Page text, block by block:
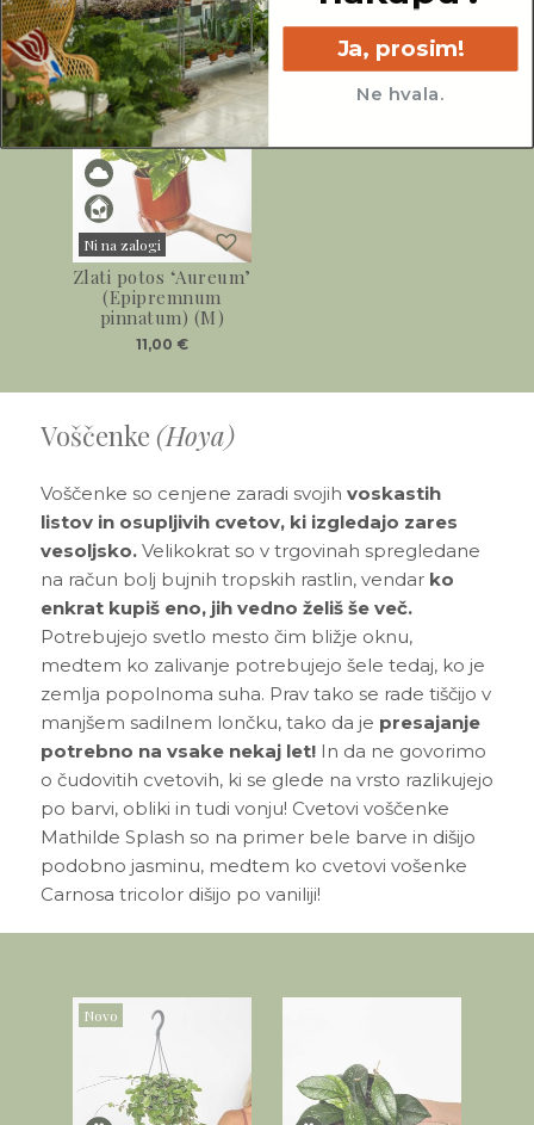
Ni na zalogi
Sold
Zlati potos ‘Aureum’
(Epipremnum
pinnatum) (M)
11,00 €
Voščenke (Hoya)
Voščenke so cenjene zaradi svojih voskastih
listov in osupljivih cvetov, ki izgledajo zares
vesoljsko.Velikokrat so v trgovinah spregledane
na račun bolj bujnih tropskih rastlin, vendar ko
enkrat kupiš eno, jih vedno želiš še več.
Potrebujejo svetlo mesto čim bližje oknu,
medtem ko zalivanje potrebujejo šele tedaj, ko je
zemlja popolnoma suha. Prav tako se rade tiščijo v
manjšem sadilnem lončku, tako da je presajanje
potrebno na vsake nekaj let!In da ne govorimo
o čudovitih cvetovih, ki se glede na vrsto razlikujejo
po barvi, obliki in tudi vonju! Cvetovi voščenke
Mathilde Splash so na primer bele barve in dišijo
podobno jasminu, medtem ko cvetovi vošenke
Carnosa tricolor dišijo po vaniliji!
Novo
Ja, prosim!
Ne hvala.